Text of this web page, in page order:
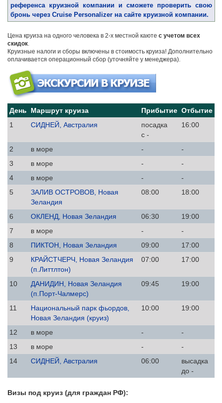
референса круизной компании и сможете проверить свою
бронь через Cruise Personalizer на сайте круизной компании.
Цена круиза на одного человека в 2-х местной каюте с учетом всех
скидок
Круизные налоги и сборы включены в стоимость круиза! Дополнительно
оплачивается операционный сбор (уточняйте у менеджера).
День Маршрут круиза Прибытие Отбытие
1
СИДНЕЙ, Австралия
посадка
с -
16:00
2 в море -
-
3
в море -
-
4
в море -
-
5
ЗАЛИВ ОСТРОВОВ, Новая
Зеландия
08:00 18:00
6 ОКЛЕНД, Новая Зеландия 06:30
19:00
7
в море -
-
8
ПИКТОН, Новая Зеландия 09:00
17:00
9
КРАЙСТЧЕРЧ, Новая Зеландия
(п.Литтлтон)
07:00 17:00
10
ДАНИДИН, Новая Зеландия
(п.Порт-Чалмерс)
09:45 19:00
11
Национальный парк фьордов,
Новая Зеландия (круиз)
10:00 19:00
12 в море -
-
13
в море -
-
14
СИДНЕЙ, Австралия 06:00
высадка
до -
Визы под круиз (для граждан РФ):